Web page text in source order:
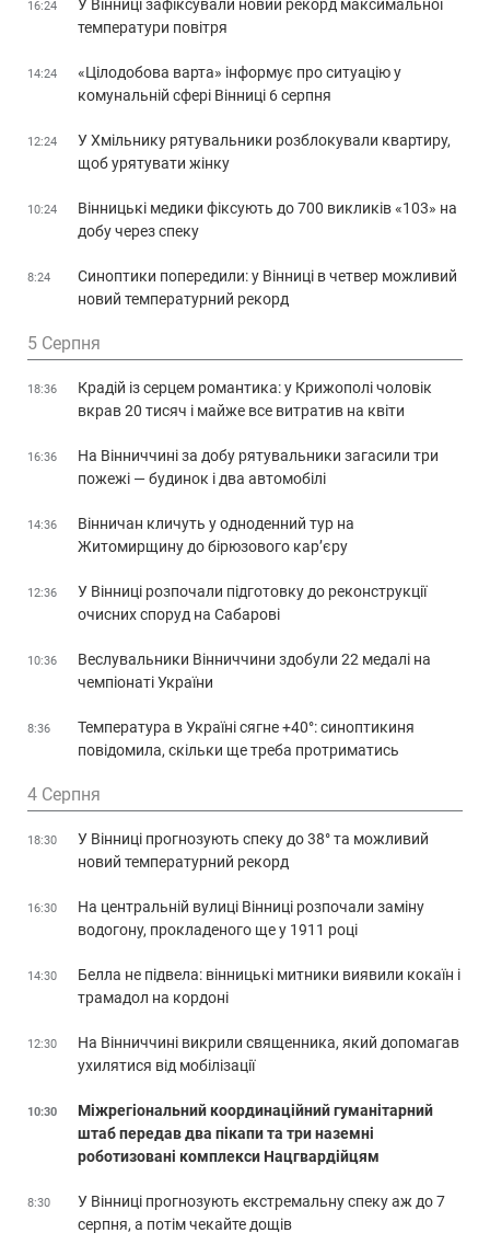
16:24
У Вінниці зафіксували новий рекорд максимальної
температури повітря
14:24
«Цілодобова варта» інформує про ситуацію у
комунальній сфері Вінниці 6 серпня
12:24
У Хмільнику рятувальники розблокували квартиру,
щоб урятувати жінку
10:24
Вінницькі медики фіксують до 700 викликів «103» на
добу через спеку
8:24
Синоптики попередили: у Вінниці в четвер можливий
новий температурний рекорд
5 Серпня
18:36
Крадій із серцем романтика: у Крижополі чоловік
вкрав 20 тисяч і майже все витратив на квіти
16:36
На Вінниччині за добу рятувальники загасили три
пожежі — будинок і два автомобілі
14:36
Вінничан кличуть у одноденний тур на
Житомирщину до бірюзового кар’єру
12:36
У Вінниці розпочали підготовку до реконструкції
очисних споруд на Сабарові
10:36
Веслувальники Вінниччини здобули 22 медалі на
чемпіонаті України
8:36
Температура в Україні сягне +40°: синоптикиня
повідомила, скільки ще треба протриматись
4 Серпня
18:30
У Вінниці прогнозують спеку до 38° та можливий
новий температурний рекорд
16:30
На центральній вулиці Вінниці розпочали заміну
водогону, прокладеного ще у 1911 році
14:30
Белла не підвела: вінницькі митники виявили кокаїн і
трамадол на кордоні
12:30
На Вінниччині викрили священника, який допомагав
ухилятися від мобілізації
10:30
Міжрегіональний координаційний гуманітарний
штаб передав два пікапи та три наземні
роботизовані комплекси Нацгвардійцям
8:30
У Вінниці прогнозують екстремальну спеку аж до 7
серпня, а потім чекайте дощів